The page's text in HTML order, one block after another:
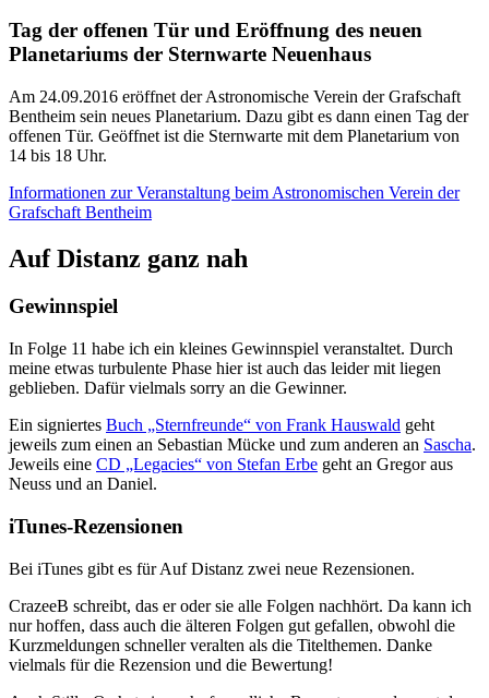
Tag der offenen Tür und Eröffnung des neuen
Planetariums der Sternwarte Neuenhaus
Am 24.09.2016 eröffnet der Astronomische Verein der Grafschaft
Bentheim sein neues Planetarium. Dazu gibt es dann einen Tag der
offenen Tür. Geöffnet ist die Sternwarte mit dem Planetarium von
14 bis 18 Uhr.
Informationen zur Veranstaltung beim Astronomischen Verein der
Grafschaft Bentheim
Auf Distanz ganz nah
Gewinnspiel
In Folge 11 habe ich ein kleines Gewinnspiel veranstaltet. Durch
meine etwas turbulente Phase hier ist auch das leider mit liegen
geblieben. Dafür vielmals sorry an die Gewinner.
Ein signiertes Buch „Sternfreunde“ von Frank Hauswald geht
jeweils zum einen an Sebastian Mücke und zum anderen an Sascha.
Jeweils eine CD „Legacies“ von Stefan Erbe geht an Gregor aus
Neuss und an Daniel.
iTunes-Rezensionen
Bei iTunes gibt es für Auf Distanz zwei neue Rezensionen.
CrazeeB schreibt, das er oder sie alle Folgen nachhört. Da kann ich
nur hoffen, dass auch die älteren Folgen gut gefallen, obwohl die
Kurzmeldungen schneller veralten als die Titelthemen. Danke
vielmals für die Rezension und die Bewertung!